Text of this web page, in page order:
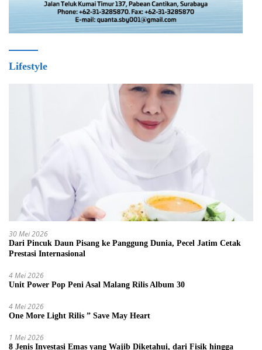
Lifestyle
30 Mei 2026
Dari Pincuk Daun Pisang ke Panggung Dunia, Pecel Jatim Cetak
Prestasi Internasional
4 Mei 2026
Unit Power Pop Peni Asal Malang Rilis Album 30
4 Mei 2026
One More Light Rilis ” Save May Heart
1 Mei 2026
8 Jenis Investasi Emas yang Wajib Diketahui, dari Fisik hingga